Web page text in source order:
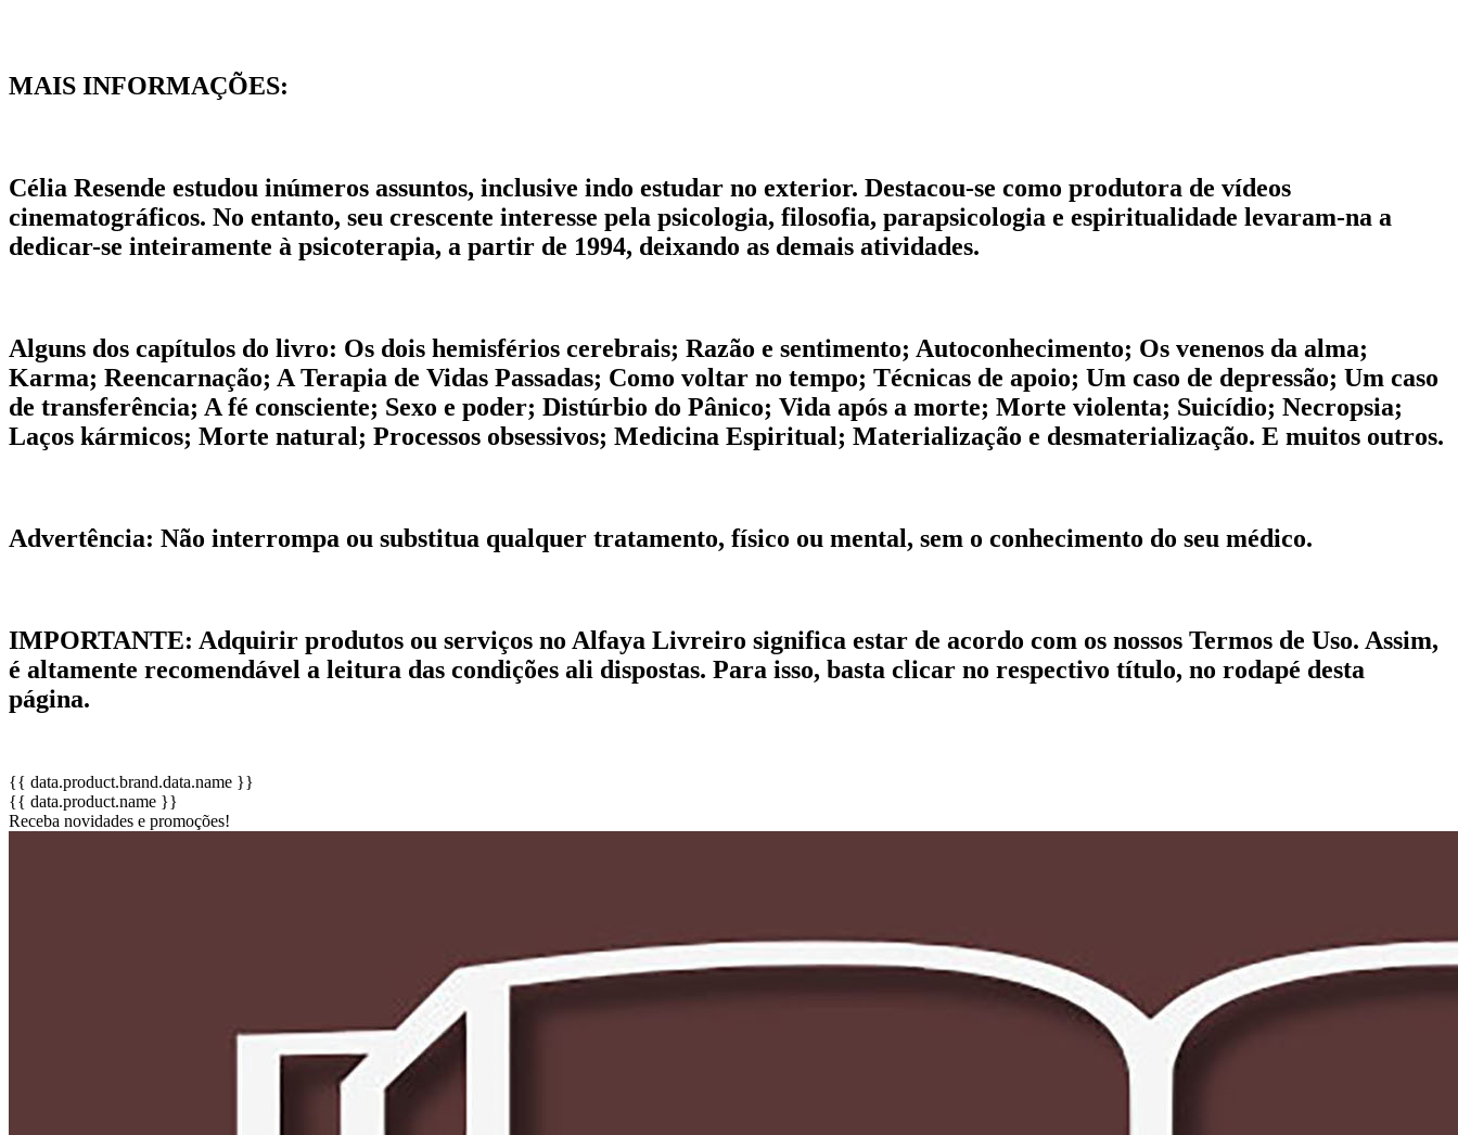
MAIS INFORMAÇÕES:
Célia Resende estudou inúmeros assuntos, inclusive indo estudar no exterior. Destacou-se como produtora de vídeos
cinematográficos. No entanto, seu crescente interesse pela psicologia, filosofia, parapsicologia e espiritualidade levaram-na a
dedicar-se inteiramente à psicoterapia, a partir de 1994, deixando as demais atividades.
Alguns dos capítulos do livro: Os dois hemisférios cerebrais; Razão e sentimento; Autoconhecimento; Os venenos da alma;
Karma; Reencarnação; A Terapia de Vidas Passadas; Como voltar no tempo; Técnicas de apoio; Um caso de depressão; Um caso
de transferência; A fé consciente; Sexo e poder; Distúrbio do Pânico; Vida após a morte; Morte violenta; Suicídio; Necropsia;
Laços kármicos; Morte natural; Processos obsessivos; Medicina Espiritual; Materialização e desmaterialização. E muitos outros.
Advertência: Não interrompa ou substitua qualquer tratamento, físico ou mental, sem o conhecimento do seu médico.
IMPORTANTE: Adquirir produtos ou serviços no Alfaya Livreiro significa estar de acordo com os nossos Termos de Uso. Assim,
é altamente recomendável a leitura das condições ali dispostas. Para isso, basta clicar no respectivo título, no rodapé desta
página.
{{ data.product.brand.data.name }}
{{ data.product.name }}
Receba novidades e promoções!